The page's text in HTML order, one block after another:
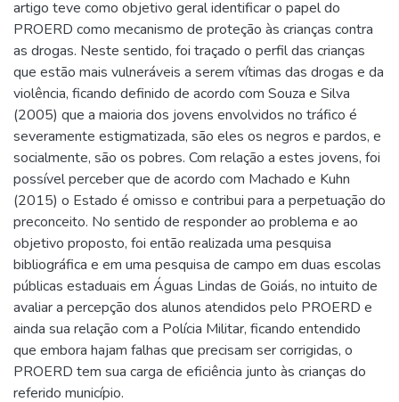
artigo teve como objetivo geral identificar o papel do
PROERD como mecanismo de proteção às crianças contra
as drogas. Neste sentido, foi traçado o perfil das crianças
que estão mais vulneráveis a serem vítimas das drogas e da
violência, ficando definido de acordo com Souza e Silva
(2005) que a maioria dos jovens envolvidos no tráfico é
severamente estigmatizada, são eles os negros e pardos, e
socialmente, são os pobres. Com relação a estes jovens, foi
possível perceber que de acordo com Machado e Kuhn
(2015) o Estado é omisso e contribui para a perpetuação do
preconceito. No sentido de responder ao problema e ao
objetivo proposto, foi então realizada uma pesquisa
bibliográfica e em uma pesquisa de campo em duas escolas
públicas estaduais em Águas Lindas de Goiás, no intuito de
avaliar a percepção dos alunos atendidos pelo PROERD e
ainda sua relação com a Polícia Militar, ficando entendido
que embora hajam falhas que precisam ser corrigidas, o
PROERD tem sua carga de eficiência junto às crianças do
referido município.